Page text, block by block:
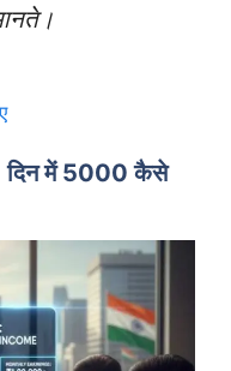
दिन में 5000 कैसे